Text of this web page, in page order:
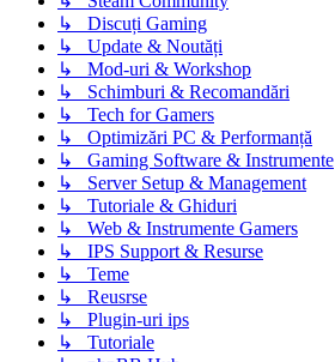
↳ Discuți Gaming
↳ Update & Noutăți
↳ Mod-uri & Workshop
↳ Schimburi & Recomandări
↳ Tech for Gamers
↳ Optimizări PC & Performanță
↳ Gaming Software & Instrumente
↳ Server Setup & Management
↳ Tutoriale & Ghiduri
↳ Web & Instrumente Gamers
↳ IPS Support & Resurse
↳ Teme
↳ Reusrse
↳ Plugin-uri ips
↳ Tutoriale